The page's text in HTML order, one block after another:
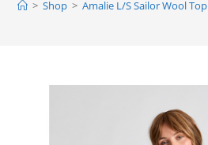
> Shop > Amalie L/S Sailor Wool Top